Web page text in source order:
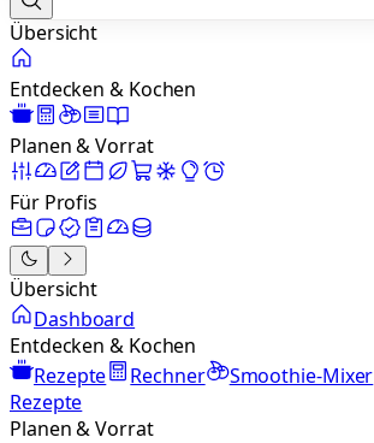
Übersicht
Entdecken & Kochen
Planen & Vorrat
Für Profis
Übersicht
Dashboard
Entdecken & Kochen
Rezepte
Rechner Smoothie-Mixer
Rezepte
Planen & Vorrat